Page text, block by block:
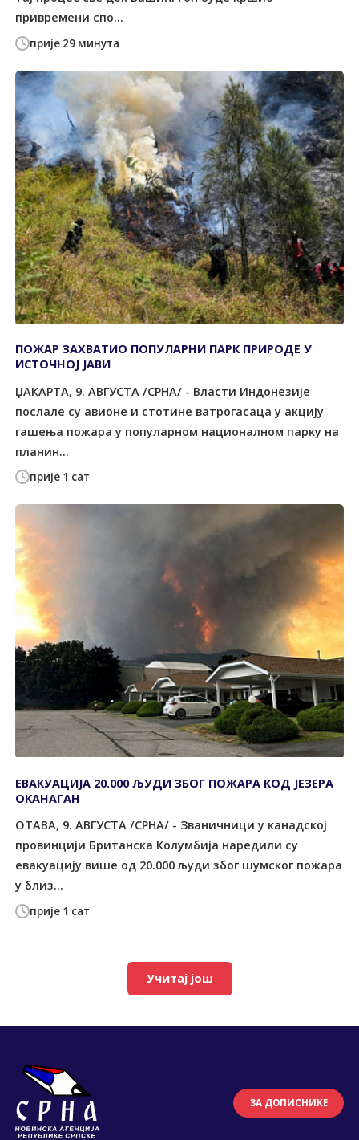
прије 29 минута
привремени спо...
прије 1 сат
ПОЖАР ЗАХВАТИО ПОПУЛАРНИ ПАРК ПРИРОДЕ У
ИСТОЧНОЈ ЈАВИ
ЏАКАРТА, 9. АВГУСТА /СРНА/ - Власти Индонезије
послале су авионе и стотине ватрогасаца у акцију
гашења пожара у популарном националном парку на
планин...
прије 1 сат
ЕВАКУАЦИЈА 20.000 ЉУДИ ЗБОГ ПОЖАРА КОД ЈЕЗЕРА
ОКАНАГАН
ОТАВА, 9. АВГУСТА /СРНА/ - Званичници у канадској
провинцији Британска Колумбија наредили су
евакуацију више од 20.000 људи због шумског пожара
у близ...
Учитај још
ЗА ДОПИСНИКЕ